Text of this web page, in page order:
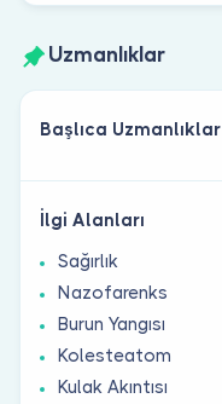
Uzmanlıklar
Başlıca Uzmanlıklar
İlgi Alanları
Sağırlık
Nazofarenks
Burun Yangısı
Kolesteatom
Kulak Akıntısı